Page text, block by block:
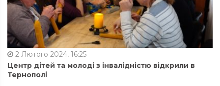
2 Лютого 2024, 16:25
Центр дітей та молоді з інвалідністю відкрили в
Тернополі